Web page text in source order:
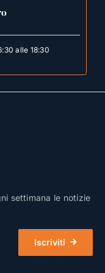
alle 18:30
settimana le notizie
Iscriviti